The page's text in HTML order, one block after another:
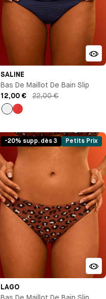
SALINE
Bas De Maillot De Bain Slip
12,00 €
22,00 €
-20% supp. dès 3 Petits Prix
LAGO